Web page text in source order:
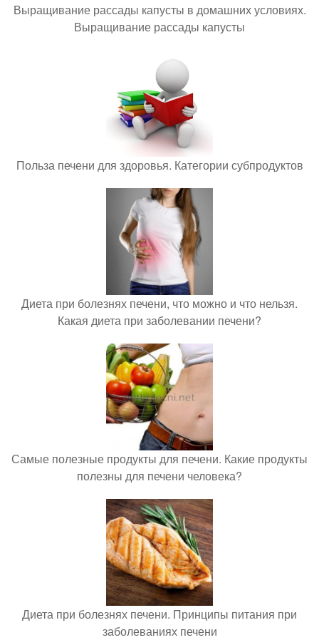
Выращивание рассады капусты в домашних условиях.
Выращивание рассады капусты
Польза печени для здоровья. Категории субпродуктов
Диета при болезнях печени, что можно и что нельзя.
Какая диета при заболевании печени?
Самые полезные продукты для печени. Какие продукты
полезны для печени человека?
Диета при болезнях печени. Принципы питания при
заболеваниях печени